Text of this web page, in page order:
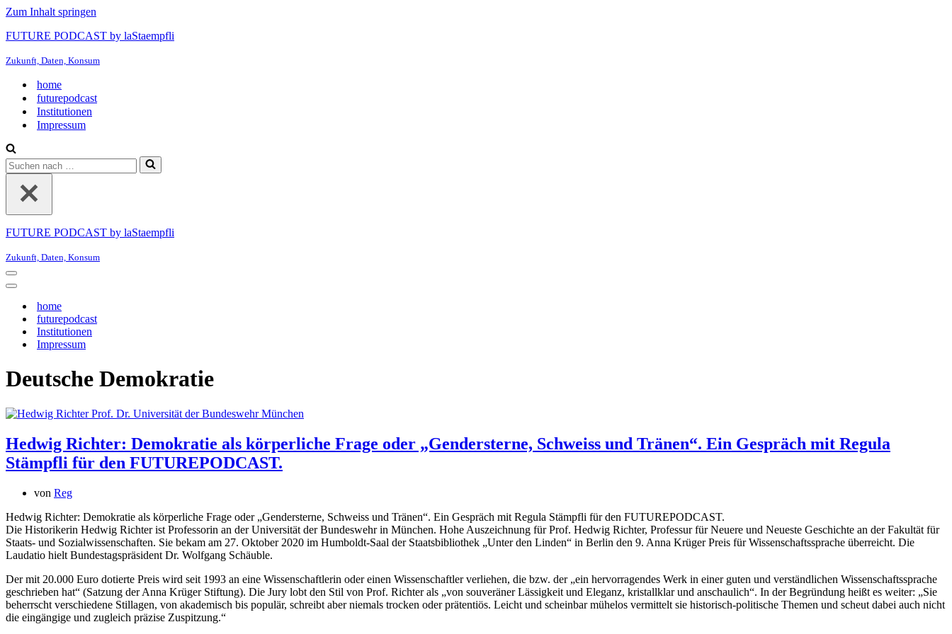
Zum Inhalt springen
FUTURE PODCAST by laStaempfli
Zukunft, Daten, Konsum
home
futurepodcast
Institutionen
Impressum
Suchen
nach …
FUTURE PODCAST by laStaempfli
Zukunft, Daten, Konsum
Navigationsmenü
Navigationsmenü
home
futurepodcast
Institutionen
Impressum
Deutsche Demokratie
Hedwig Richter: Demokratie als körperliche Frage oder „Gendersterne, Schweiss und Tränen“. Ein Gespräch mit Regula
Stämpfli für den FUTUREPODCAST.
von Reg
Hedwig Richter: Demokratie als körperliche Frage oder „Gendersterne, Schweiss und Tränen“. Ein Gespräch mit Regula Stämpfli für den FUTUREPODCAST.
Die Historikerin Hedwig Richter ist Professorin an der Universität der Bundeswehr in München. Hohe Auszeichnung für Prof. Hedwig Richter, Professur für Neuere und Neueste Geschichte an der Fakultät für
Staats- und Sozialwissenschaften. Sie bekam am 27. Oktober 2020 im Humboldt-Saal der Staatsbibliothek „Unter den Linden“ in Berlin den 9. Anna Krüger Preis für Wissenschaftssprache überreicht. Die
Laudatio hielt Bundestagspräsident Dr. Wolfgang Schäuble.
Der mit 20.000 Euro dotierte Preis wird seit 1993 an eine Wissenschaftlerin oder einen Wissenschaftler verliehen, die bzw. der „ein hervorragendes Werk in einer guten und verständlichen Wissenschaftssprache
geschrieben hat“ (Satzung der Anna Krüger Stiftung). Die Jury lobt den Stil von Prof. Richter als „von souveräner Lässigkeit und Eleganz, kristallklar und anschaulich“. In der Begründung heißt es weiter: „Sie
beherrscht verschiedene Stillagen, von akademisch bis populär, schreibt aber niemals trocken oder prätentiös. Leicht und scheinbar mühelos vermittelt sie historisch-politische Themen und scheut dabei auch nicht
die eingängige und zugleich präzise Zuspitzung.“